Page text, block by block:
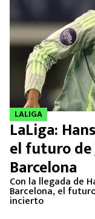
LALIGA
LaLiga:
el futuro de
Barcelona￼
Con la llegada de
Barcelona, el
incierto